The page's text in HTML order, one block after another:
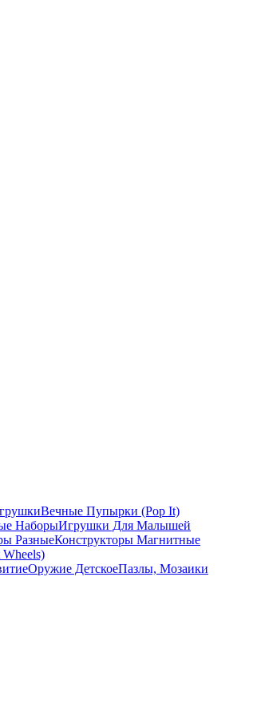
Вечные Пупырки (Pop It)
НаборыИгрушки Для Малышей
РазныеКонструкторы Магнитные
Оружие ДетскоеПазлы, Мозаики